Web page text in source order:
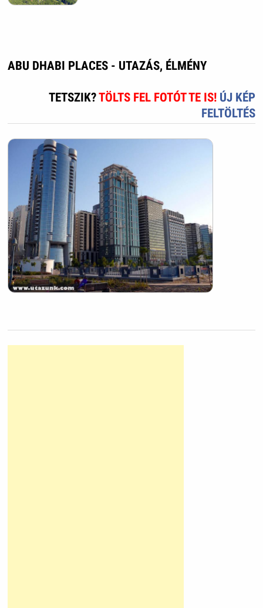
ABU DHABI PLACES - UTAZÁS, ÉLMÉNY
TETSZIK?TÖLTS FEL FOTÓT TE IS! ÚJ KÉP
FELTÖLTÉS